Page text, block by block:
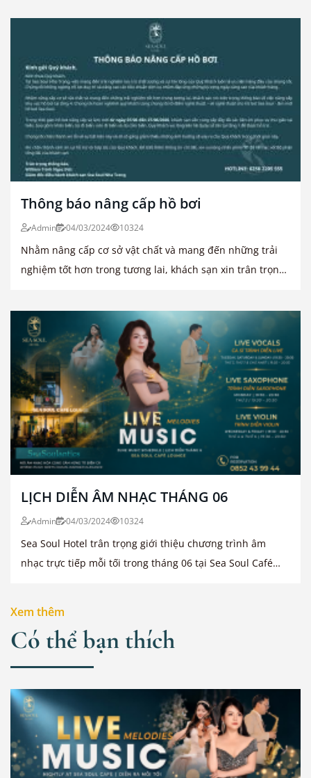
Thông báo nâng cấp hồ bơi
Admin 04/03/2024 10324
Nhằm nâng cấp cơ sở vật chất và mang đến những trải
nghiệm tốt hơn trong tương lai, khách sạn xin trân trọng
LỊCH DIỄN ÂM NHẠC THÁNG 06
Admin 04/03/2024 10324
Sea Soul Hotel trân trọng giới thiệu chương trình âm
nhạc trực tiếp mỗi tối trong tháng 06 tại Sea Soul Café
Xem thêm
Có thể bạn thích